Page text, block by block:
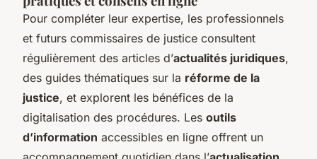
Pour compléter leur expertise, les professionnels
et futurs commissaires de justice consultent
régulièrement des articles d’actualités juridiques,
des guides thématiques sur la réforme de la
justice, et explorent les bénéfices de la
digitalisation des procédures. Les outils
d’information accessibles en ligne offrent un